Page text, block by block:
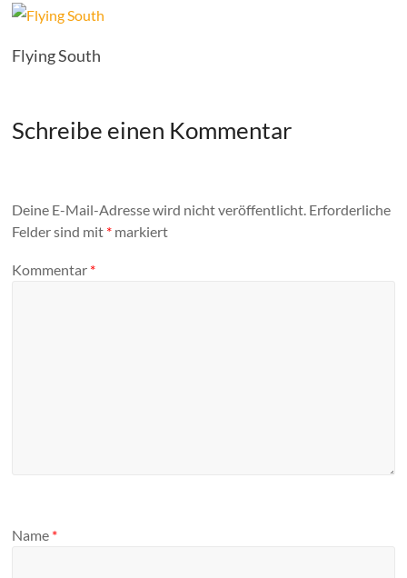
Flying South
Schreibe einen Kommentar
Deine E-Mail-Adresse wird nicht veröffentlicht. Erforderliche
Felder sind mit * markiert
Kommentar *
Name *